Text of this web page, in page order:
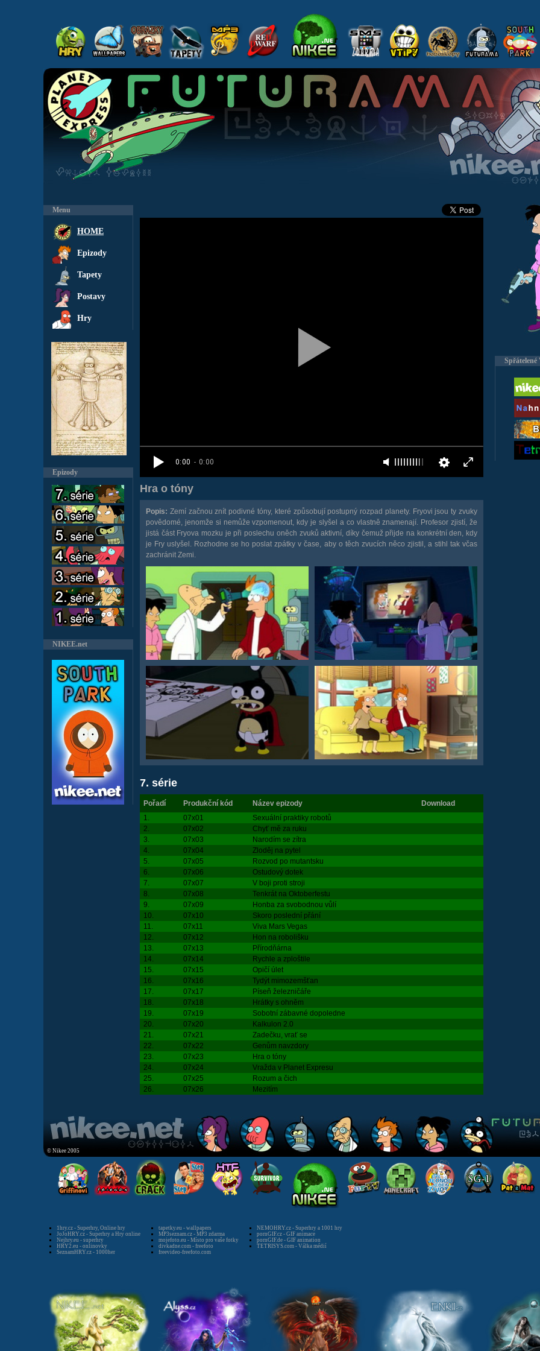
Menu
HOME
Epizody
Tapety
Postavy
Hry
Epizody
NIKEE.net
Hra o tóny
Popis: Zemí začnou znít podivné tóny, které způsobují postupný rozpad planety. Fryovi jsou ty zvuky
povědomé, jenomže si nemůže vzpomenout, kdy je slyšel a co vlastně znamenají. Profesor zjistí, že
jistá část Fryova mozku je při poslechu oněch zvuků aktivní, díky čemuž přijde na konkrétní den, kdy
je Fry uslyšel. Rozhodne se ho poslat zpátky v čase, aby o těch zvucích něco zjistil, a stihl tak včas
zachránit Zemi.
7. série
Pořadí Produkční kód Název epizody
Download
1.
07x01
Sexuální praktiky robotů
2.
07x02
Chyť mě za ruku
3.
07x03
Narodím se zítra
4.
07x04
Zloděj na pytel
5.
07x05
Rozvod po mutantsku
6.
07x06
Ostudový dotek
7.
07x07
V boji proti stroji
8.
07x08
Tenkrát na Oktoberfestu
9.
07x09
Honba za svobodnou vůlí
10.
07x10
Skoro poslední přání
11.
07x11
Viva Mars Vegas
12.
07x12
Hon na robolišku
13.
07x13
Přírodňárna
14.
07x14
Rychle a zploštile
15.
07x15
Opičí úlet
16.
07x16
Tydýt mimozemšťan
17.
07x17
Píseň železničáře
18.
07x18
Hrátky s ohněm
19.
07x19
Sobotní zábavné dopoledne
20.
07x20
Kalkulon 2.0
21.
07x21
Zadečku, vrať se
22.
07x22
Genům navzdory
23.
07x23
Hra o tóny
24.
07x24
Vražda v Planet Expresu
25.
07x25
Rozum a čich
26.
07x26 Mezitím
Spřátelené
© Nikee 2005
1hry.cz - Superhry, Online hry
JoJoHRY.cz - Superhry a Hry online
Nejhry.eu - superhry
HRY2.eu - onlinovky
SeznamHRY.cz - 1000her
tapetky.eu - wallpapers
MP3seznam.cz - MP3 zdarma
mojefoto.eu - Místo pro vaše fotky
divkadne.com - freefoto
freevideo-freefoto.com
NEMOHRY.cz - Superhry a 1001 hry
pornGIF.cz - GIF animace
pornGIF.de - GIF animation
TETRISYS.com - Válka médií